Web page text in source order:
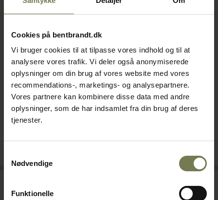
Cookies på bentbrandt.dk
Vi bruger cookies til at tilpasse vores indhold og til at
analysere vores trafik. Vi deler også anonymiserede
oplysninger om din brug af vores website med vores
recommendations-, marketings- og analysepartnere.
Vores partnere kan kombinere disse data med andre
oplysninger, som de har indsamlet fra din brug af deres
tjenester.
Nødvendige
Funktionelle
02.12.2025
Softicemaskiner
Lav softice på verdens
førende softicemaskiner
Rullemateriel og
inventar